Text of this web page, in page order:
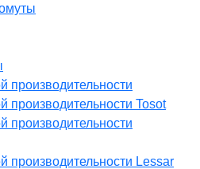
производительности
производительности Tosot
производительности
производительности Lessar